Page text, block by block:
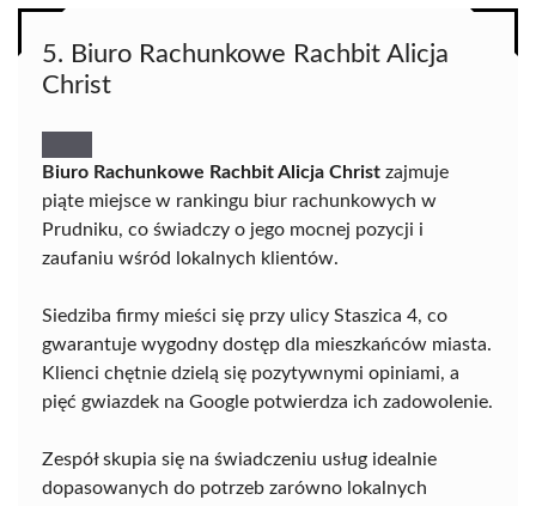
5. Biuro Rachunkowe Rachbit Alicja
Christ
Biuro Rachunkowe Rachbit Alicja Christ zajmuje
piąte miejsce w rankingu biur rachunkowych w
Prudniku, co świadczy o jego mocnej pozycji i
zaufaniu wśród lokalnych klientów.
Siedziba firmy mieści się przy ulicy Staszica 4, co
gwarantuje wygodny dostęp dla mieszkańców miasta.
Klienci chętnie dzielą się pozytywnymi opiniami, a
pięć gwiazdek na Google potwierdza ich zadowolenie.
Zespół skupia się na świadczeniu usług idealnie
dopasowanych do potrzeb zarówno lokalnych